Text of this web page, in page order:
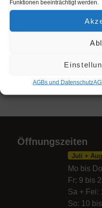
Funktionen beeinträchtigt werden.
AGBs und Datenschutz
SCS Multiplex CityWave
CALENDAR
Öffnungszeiten
Mo bis
Fr: 9 bis
Sa + Fei:
So: 10
Juli +